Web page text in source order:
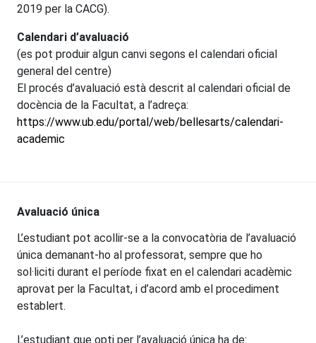
2019 per la CACG).
Calendari d’avaluació
(es pot produir algun canvi segons el calendari oficial
general del centre)
El procés d’avaluació està descrit al calendari oficial de
docència de la Facultat, a l’adreça:
https://www.ub.edu/portal/web/bellesarts/calendari-
academic
Avaluació única
L’estudiant pot acollir-se a la convocatòria de l’avaluació
única demanant-ho al professorat, sempre que ho
sol·liciti durant el període fixat en el calendari acadèmic
aprovat per la Facultat, i d’acord amb el procediment
establert.
L’estudiant que opti per l’avaluació única ha de: